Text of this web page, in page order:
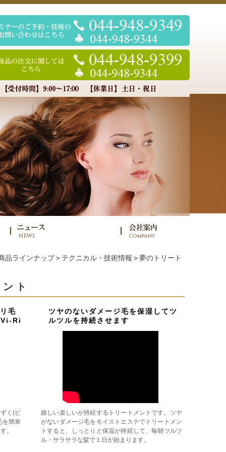
品ラインナップ＞ テクニカル・技術情報 ＞夢のトリート
ト
毛
Ri
く(ピ
を簡単
。
ツヤのないダメージ毛を保湿してツ
ルツルを持続させます
嬉しい楽しいが持続するトリートメントです。ツヤ
がないダメージ毛をモイストエステでトリートメン
トすると、しっとりと保温が持続して、毎朝ツルツ
ル・サラサラな髪で１日が始まります。